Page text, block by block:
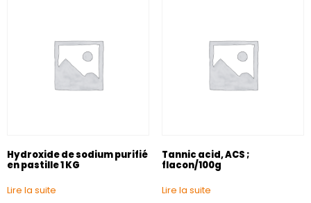
Hydroxide de sodium purifié
en pastille 1 KG
Lire la suite
Tannic acid, ACS ;
flacon/100g
Lire la suite